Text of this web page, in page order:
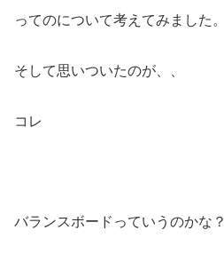
ってのについて考えてみました。
そして思いついたのが、、
コレ
バランスボードっていうのかな？